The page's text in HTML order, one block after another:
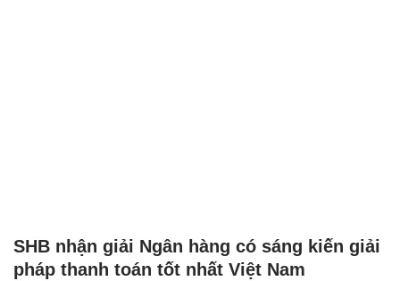
SHB nhận giải Ngân hàng có sáng kiến giải
pháp thanh toán tốt nhất Việt Nam